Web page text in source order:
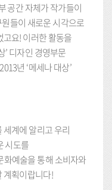
공간 자체가 작가들이
들이 새로운 시각으로
요! 이러한 활동을
’ 디자인 경영부문
년 ‘메세나 대상’
계에 알리고 우리
시도를
화예술을 통해 소비자와
계획이랍니다!